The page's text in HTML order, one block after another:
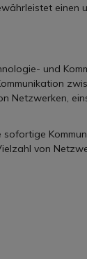
einen
und
Netzwerken,
von